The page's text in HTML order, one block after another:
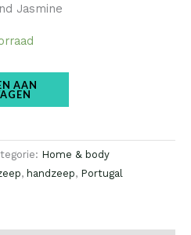
Jasmine
AAN
Home & body
, handzeep, Portugal